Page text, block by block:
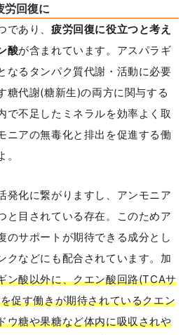
労回復に
であり、疲労回復に役立つと考え
酸が含まれています。アスパラギ
なるタンパク質代謝・活動に必要
糖代謝(糖新生)の両方に関与する
で不足したミネラルを効率よく取
ニアの無毒化と排出を促進する働
発化に繋がりますし、アンモニア
と目されている存在。このためア
のサポートが期待できる成分とし
クなどにも配合されています。加
ン酸以外に、クエン酸回路(TCAサ
促す働きが期待されているクエン
ウ糖や果糖など体内に吸収されや